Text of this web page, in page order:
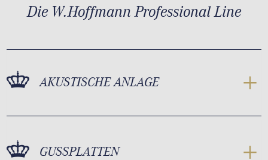
Die W.Hoffmann Professional Line
AKUSTISCHE ANLAGE
GUSSPLATTEN